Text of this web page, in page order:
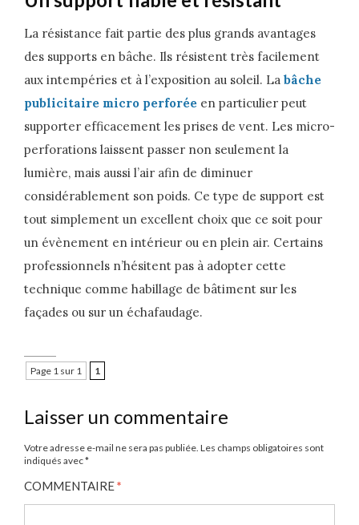
La résistance fait partie des plus grands avantages
des supports en bâche. Ils résistent très facilement
aux intempéries et à l’exposition au soleil. La bâche
publicitaire micro perforée en particulier peut
supporter efficacement les prises de vent. Les micro-
perforations laissent passer non seulement la
lumière, mais aussi l’air afin de diminuer
considérablement son poids. Ce type de support est
tout simplement un excellent choix que ce soit pour
un évènement en intérieur ou en plein air. Certains
professionnels n’hésitent pas à adopter cette
technique comme habillage de bâtiment sur les
façades ou sur un échafaudage.
Page 1 sur 1 1
Laisser un commentaire
Votre adresse e-mail ne sera pas publiée. Les champs obligatoires sont
indiqués avec*
COMMENTAIRE*